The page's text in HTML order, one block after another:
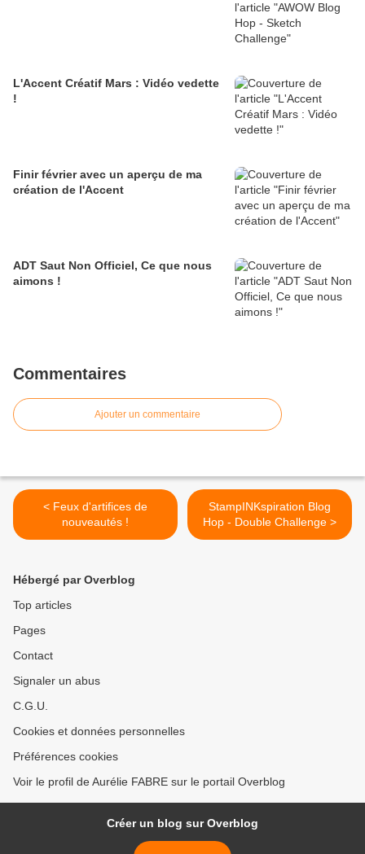
L'Accent Créatif Mars : Vidéo vedette
!
Finir février avec un aperçu de ma
création de l'Accent
ADT Saut Non Officiel, Ce que nous
aimons !
Commentaires
Ajouter un commentaire
< Feux d'artifices de
nouveautés !
StampINKspiration Blog
Hop - Double Challenge >
Hébergé par Overblog
Top articles
Pages
Contact
Signaler un abus
C.G.U.
Cookies et données personnelles
Préférences cookies
Voir le profil de Aurélie FABRE sur le portail Overblog
Créer un blog sur Overblog